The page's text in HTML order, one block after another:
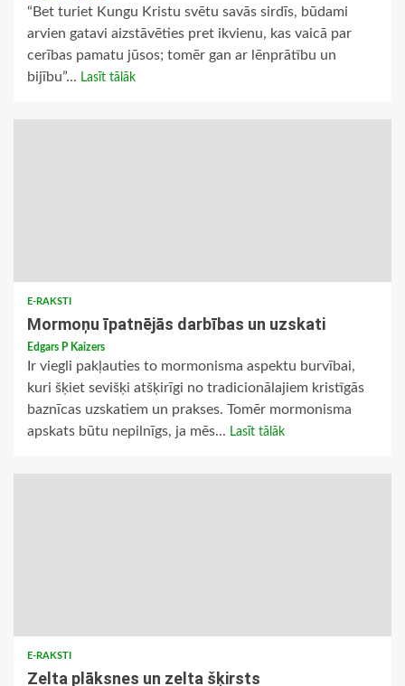
“Bet turiet Kungu Kristu svētu savās sirdīs, būdami
arvien gatavi aizstāvēties pret ikvienu, kas vaicā par
cerības pamatu jūsos; tomēr gan ar lēnprātību un
bijību”... Lasīt tālāk
E-RAKSTI
Mormoņu īpatnējās darbības un uzskati
Edgars P Kaizers
Ir viegli pakļauties to mormonisma aspektu burvībai,
kuri šķiet sevišķi atšķirīgi no tradicionālajiem kristīgās
baznīcas uzskatiem un prakses. Tomēr mormonisma
apskats būtu nepilnīgs, ja mēs... Lasīt tālāk
E-RAKSTI
Zelta plāksnes un zelta šķirsts